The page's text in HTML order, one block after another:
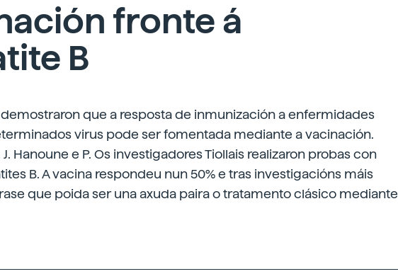
fronte á
B
que a resposta de inmunización a enfermidades
virus pode ser fomentada mediante a vacinación.
Hanoune e P. Os investigadores Tiollais realizaron probas con
B. A vacina respondeu nun 50% e tras investigacións máis
que poida ser una axuda paira o tratamento clásico mediante